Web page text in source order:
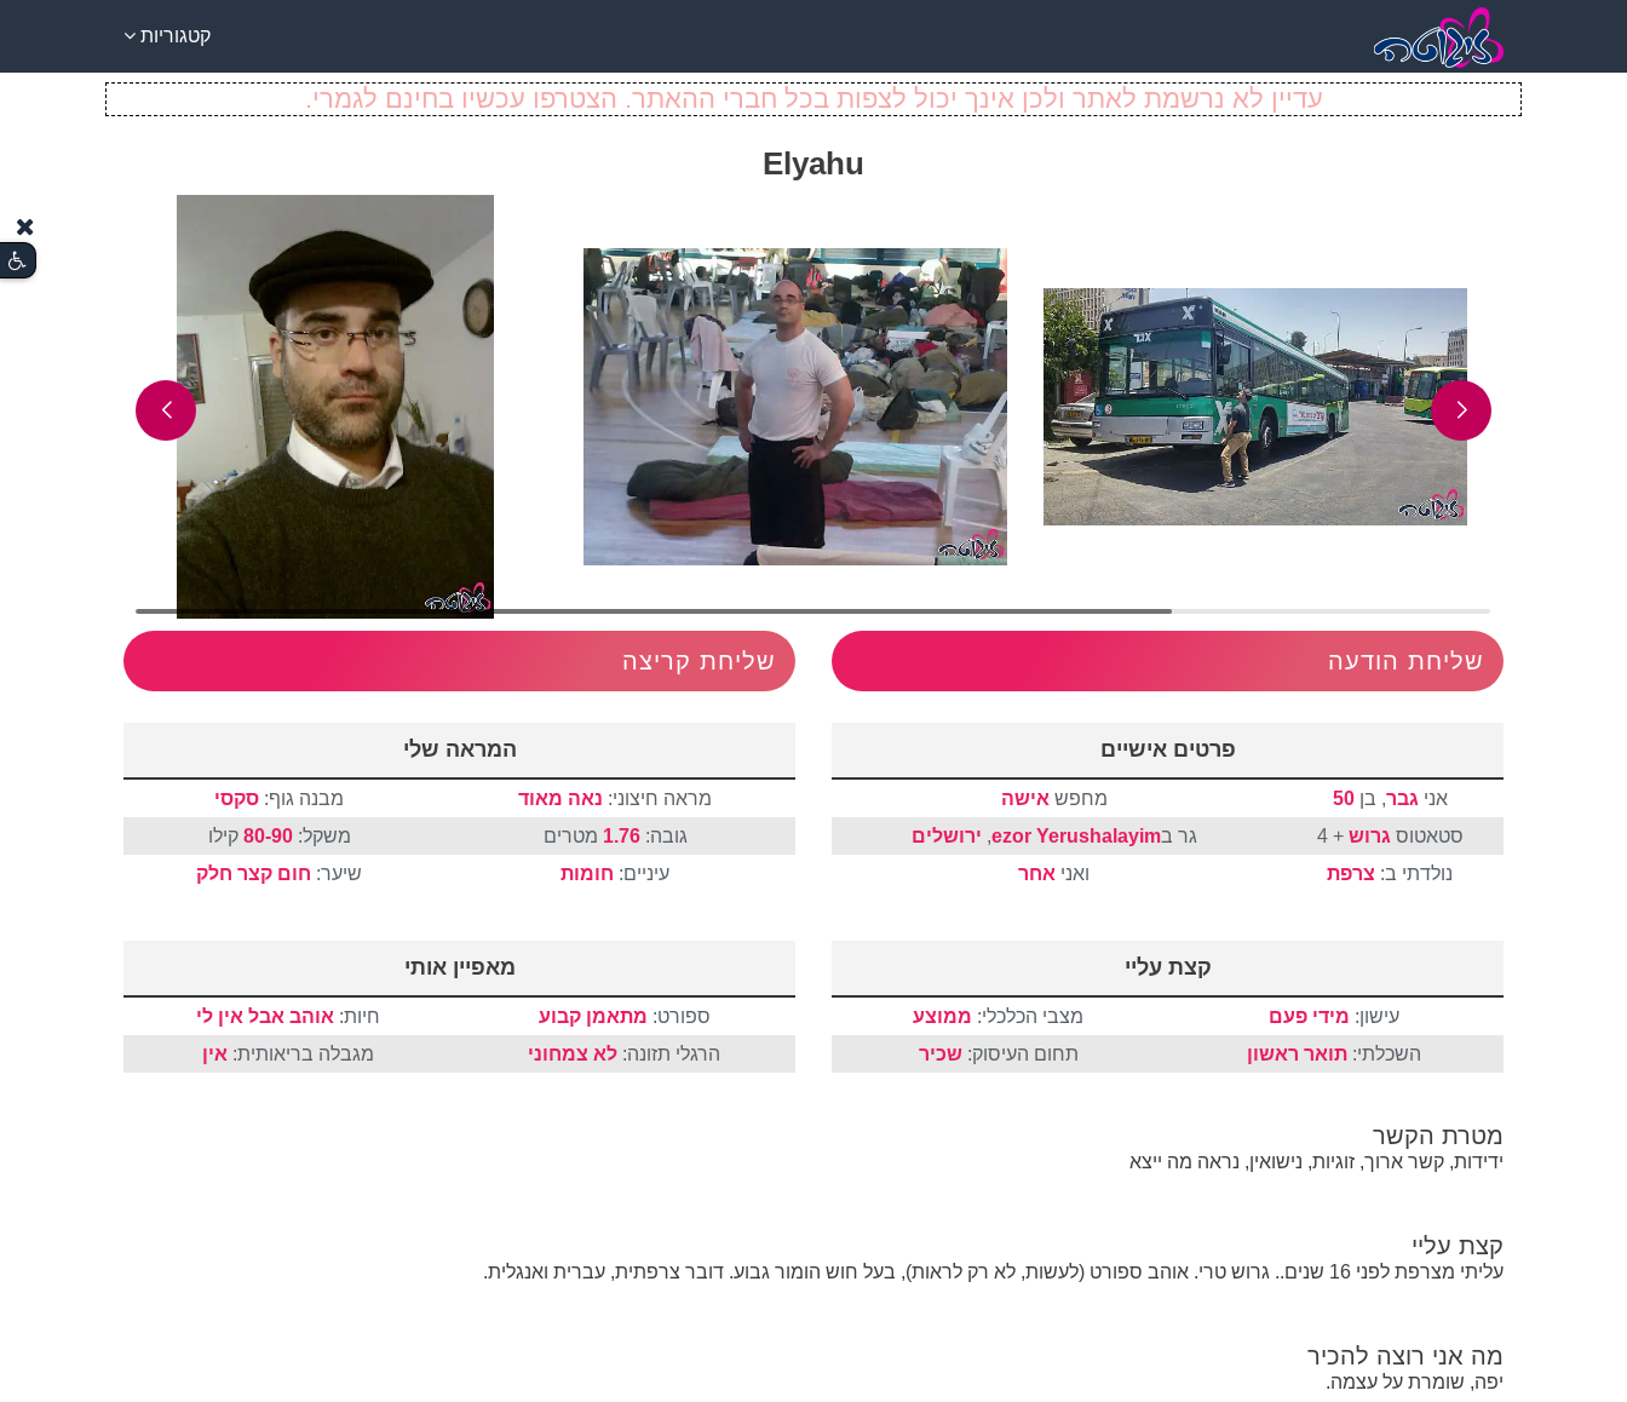
קטגוריות
עדיין לא נרשמת לאתר ולכן אינך יכול לצפות בכל חברי ההאתר. הצטרפו עכשיו בחינם לגמרי.
Elyahu
שליחת הודעה שליחת קריצה
פרטים אישיים
אני גבר, בן50 מחפש אישה
סטאטוס גרוש + 4 גר בezor Yerushalayim
, ירושלים
נולדתי ב: צרפת ואני אחר
המראה שלי
מראה חיצוני: נאה מאוד מבנה גוף: סקסי
גובה:1.76 מטרים משקל:80-90 קילו
עיניים: חומות שיער: חום קצר חלק
קצת עליי
עישון: מידי פעם מצבי הכלכלי: ממוצע
השכלתי: תואר ראשון תחום העיסוק:שכיר
מאפיין אותי
ספורט: מתאמן קבוע חיות: אוהב אבל אין לי
הרגלי תזונה: לא צמחוני מגבלה בריאותית: אין
מטרת הקשר
ידידות, קשר ארוך, זוגיות, נישואין, נראה מה ייצא
קצת עליי
עליתי מצרפת לפני 16 שנים.. גרוש טרי. אוהב ספורט (לעשות, לא רק לראות), בעל חוש הומור גבוע. דובר צרפתית, עברית ואנגלית.
מה אני רוצה להכיר
יפה, שומרת על עצמה.